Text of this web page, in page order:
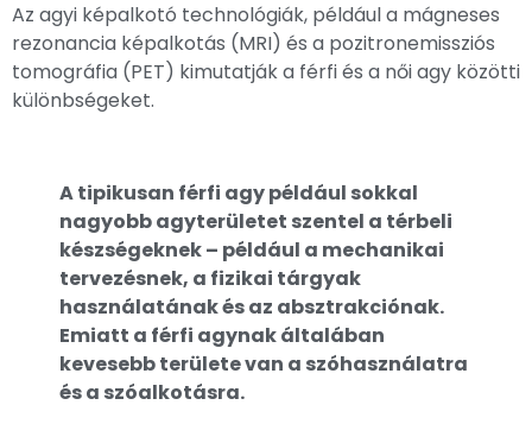
Az agyi képalkotó technológiák, például a mágneses
rezonancia képalkotás (MRI) és a pozitronemissziós
tomográfia (PET) kimutatják a férfi és a női agy közötti
különbségeket.
A tipikusan férfi agy például sokkal
nagyobb agyterületet szentel a térbeli
készségeknek – például a mechanikai
tervezésnek, a fizikai tárgyak
használatának és az absztrakciónak.
Emiatt a férfi agynak általában
kevesebb területe van a szóhasználatra
és a szóalkotásra.